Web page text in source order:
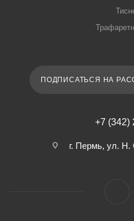
ПОДПИСАТЬСЯ НА
+7 (342)
г. Пермь, ул. Н.